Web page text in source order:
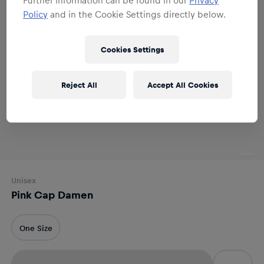
Unisex
Pink Cap Damen
One Size
Policy and in the Cookie Settings directly below.
Cookies Settings
Reject All Accept All Cookies